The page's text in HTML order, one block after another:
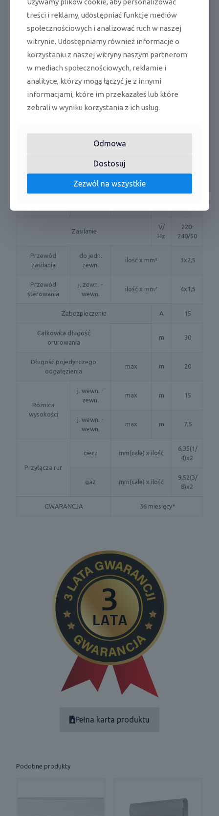
ego
akustycznej
e
max
A)
Wymiary obudowa
szer x wys
m
770x5
Waga netto kg
dodatkowa ilość
chłodzeni
min-max -10~48
Zasilanie
V/
Hz
220-
240/50
Przewód
zasilania
do jedn.
zewn.
ilość x mm² 3x2,5
Przewód
sterowania
j. zewn. -
wewn.
ilość x mm² 4x1,5
Zabezpieczenie A 15
Całkowita długość
orurowania
m 30
Długość pojedynczego
odgałęzienia
max m 20
Różnica
wysokości
j. wewn. -
zewn.
max m 15
j. wewn. -
wewn.
max m 7,5
Przyłącza rur
ciecz mm(cale) x ilość
6,35(1/
4)x2
gaz mm(cale) x ilość
9,52(3/
8)x2
GWARANCJA 36 miesięcy*
Pełna karta produktu
Podobne produkty
treści i reklamy, udostępniać funkcje mediów
społecznościowych i analizować ruch w naszej
witrynie. Udostępniamy również informacje o
korzystaniu z naszej witryny naszym partnerom
w mediach społecznościowych, reklamie i
analityce, którzy mogą łączyć je z innymi
informacjami, które im przekazałeś lub które
zebrali w wyniku korzystania z ich usług.
Odmowa
Dostosuj
Zezwól na wszystkie